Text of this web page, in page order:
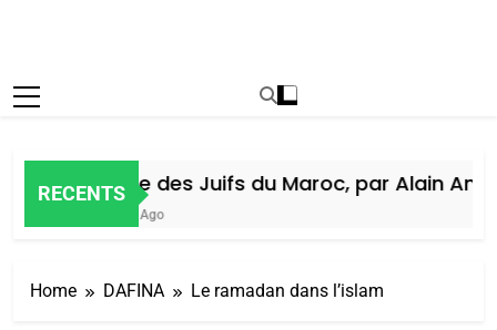
RECENTS
Histoire des Juifs du Maroc, par Alain Amiel
1 Semaine Ago
Home DAFINA Le ramadan dans l’islam